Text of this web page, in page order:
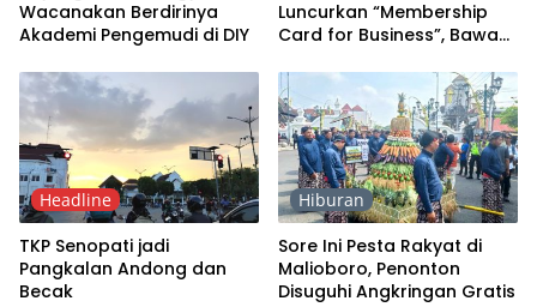
Wacanakan Berdirinya
Akademi Pengemudi di DIY
Luncurkan “Membership
Card for Business”, Bawa
Headline
TKP Senopati jadi
Pangkalan Andong dan
Becak
Hiburan
Sore Ini Pesta Rakyat di
Malioboro, Penonton
Disuguhi Angkringan Gratis